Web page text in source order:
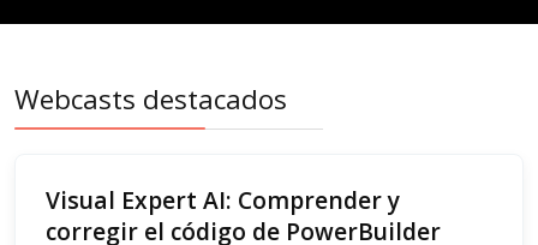
Webcasts destacados
Visual Expert AI: Comprender y
corregir el código de PowerBuilder